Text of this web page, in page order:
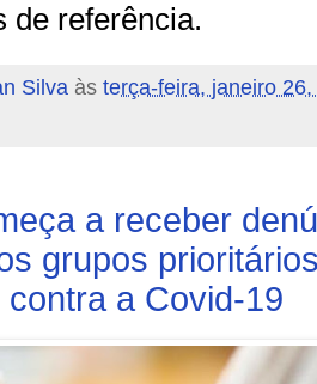
de referência.
Silva às terça-feira, janeiro
a receber
grupos
a Covid-19